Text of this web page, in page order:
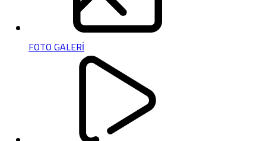
FOTO GALERİ